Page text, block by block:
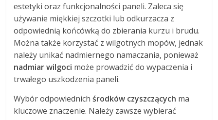
estetyki oraz funkcjonalności paneli. Zaleca się
używanie miękkiej szczotki lub odkurzacza z
odpowiednią końcówką do zbierania kurzu i brudu.
Można także korzystać z wilgotnych mopów, jednak
należy unikać nadmiernego namaczania, ponieważ
nadmiar wilgoci może prowadzić do wypaczenia i
trwałego uszkodzenia paneli.
Wybór odpowiednichśrodków czyszczących ma
kluczowe znaczenie. Należy zawsze wybierać